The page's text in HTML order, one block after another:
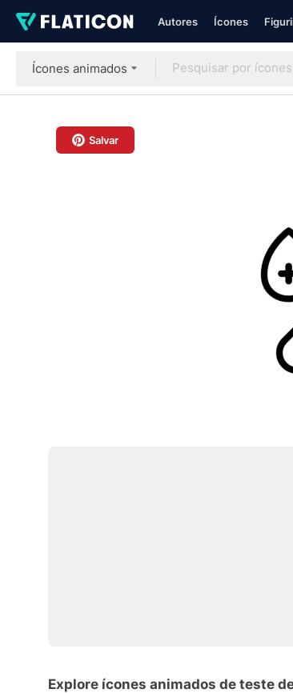
Autores Ícones
Ícones animados
Salvar
Explore ícones animados de teste